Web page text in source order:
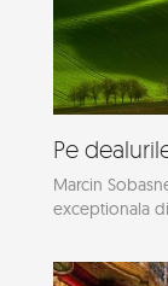
Pe
Marcin
exceptionala